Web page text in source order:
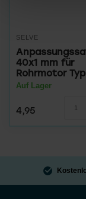
SELVE
40x1 mm für
Rohrmotor Typ
Auf Lager
4,95